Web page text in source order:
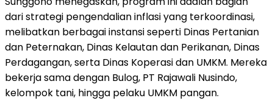
dari strategi pengendalian inflasi yang terkoordinasi,
melibatkan berbagai instansi seperti Dinas Pertanian
dan Peternakan, Dinas Kelautan dan Perikanan, Dinas
Perdagangan, serta Dinas Koperasi dan UMKM. Mereka
bekerja sama dengan Bulog, PT Rajawali Nusindo,
kelompok tani, hingga pelaku UMKM pangan.